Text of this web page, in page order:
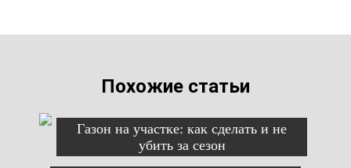
Похожие статьи
Газон на участке: как сделать и не
убить за сезон